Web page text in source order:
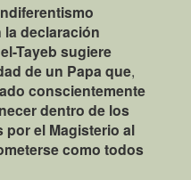
declaración
Tayeb sugiere
de un Papa que,
conscientemente
dentro de los
el Magisterio al
como todos